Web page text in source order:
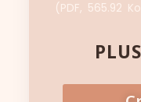
(PDF, 565.92